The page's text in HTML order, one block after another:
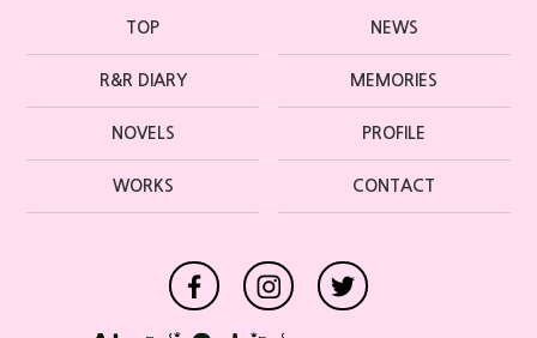
TOP NEWS
R&R DIARY MEMORIES
NOVELS PROFILE
WORKS CONTACT